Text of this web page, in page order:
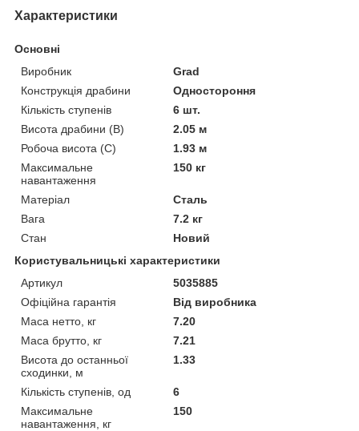
Характеристики
Основні
Виробник
Grad
Конструкція драбини
Одностороння
Кількість ступенів
6 шт.
Висота драбини (В)
2.05 м
Робоча висота (С)
1.93 м
Максимальне
навантаження
150 кг
Матеріал
Сталь
Вага
7.2 кг
Стан
Новий
Користувальницькі характеристики
Артикул
5035885
Офіційна гарантія
Від виробника
Маса нетто, кг
7.20
Маса брутто, кг
7.21
Висота до останньої
сходинки, м
1.33
Кількість ступенів, од
6
Максимальне
навантаження, кг
150